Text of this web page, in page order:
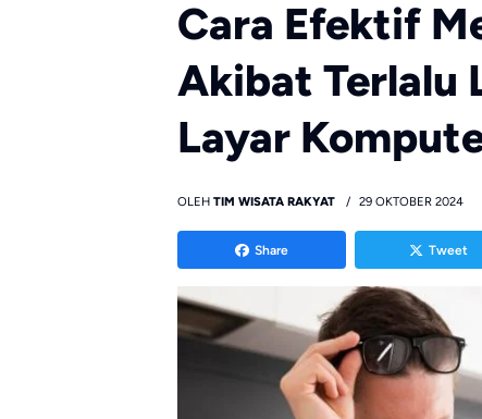
Cara Efektif
Akibat Terlalu
Layar
OLEH TIM WISATA RAKYAT 29 OKTOBER 2024
Share Tweet